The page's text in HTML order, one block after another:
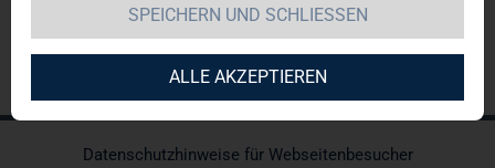
Datenschutzhinweise für Webseitenbesucher
SPEICHERN UND SCHLIESSEN
ALLE AKZEPTIEREN